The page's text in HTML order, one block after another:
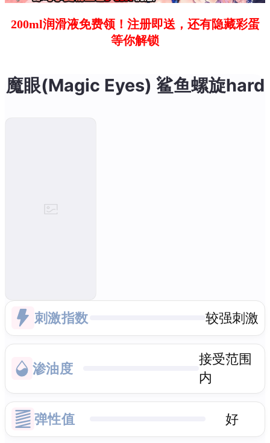
200ml润滑液免费领！注册即送，还有隐藏彩蛋
等你解锁
魔眼(Magic Eyes) 鲨鱼螺旋hard
刺激指数 较强刺激
渗油度
接受范围
内
弹性值 好